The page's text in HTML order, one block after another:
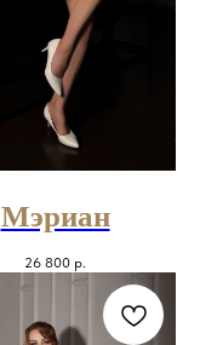
Мэриан
26 800 р.